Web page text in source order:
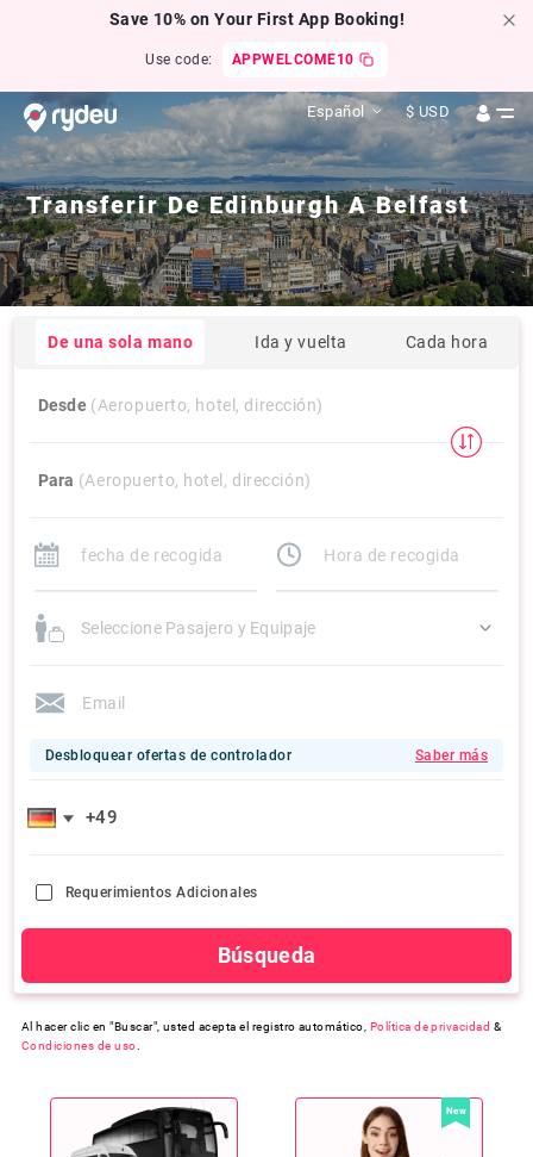
Save 10% on Your First App Booking!
Use code: APPWELCOME10
Español $ USD
Transferir De Edinburgh A Belfast
De una sola mano Ida y vuelta Cada hora
Desde (Aeropuerto, hotel, dirección)
Para (Aeropuerto, hotel, dirección)
Seleccione Pasajero y Equipaje
Desbloquear ofertas de controlador Saber más
Requerimientos Adicionales
Búsqueda
Al hacer clic en "Buscar", usted acepta el registro automático, Política de privacidad &
Condiciones de uso
New